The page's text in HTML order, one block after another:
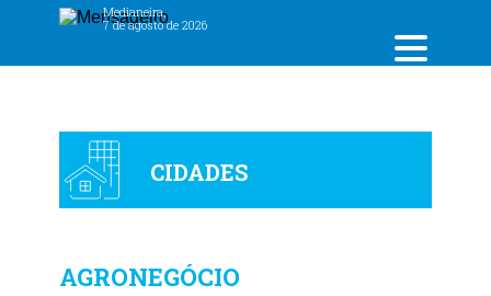
Medianeira,
7 de agosto de 2026
CIDADES
AGRONEGÓCIO